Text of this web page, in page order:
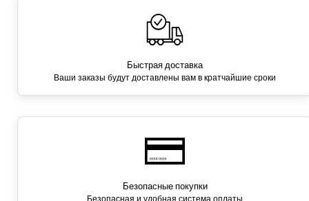
Быстрая доставка
Ваши заказы будут доставлены вам в кратчайшие сроки
Безопасные покупки